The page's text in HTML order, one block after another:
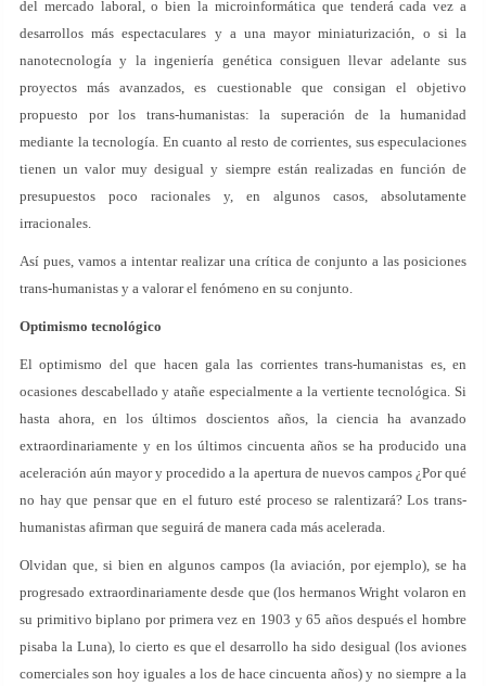
del mercado laboral, o bien la microinformática que tenderá cada vez a
desarrollos más espectaculares y a una mayor miniaturización, o si la
nanotecnología y la ingeniería genética consiguen llevar adelante sus
proyectos más avanzados, es cuestionable que consigan el objetivo
propuesto por los trans-humanistas: la superación de la humanidad
mediante la tecnología. En cuanto al resto de corrientes, sus especulaciones
tienen un valor muy desigual y siempre están realizadas en función de
presupuestos poco racionales y, en algunos casos, absolutamente
irracionales.
Así pues, vamos a intentar realizar una crítica de conjunto a las posiciones
trans-humanistas y a valorar el fenómeno en su conjunto.
Optimismo tecnológico
El optimismo del que hacen gala las corrientes trans-humanistas es, en
ocasiones descabellado y atañe especialmente a la vertiente tecnológica. Si
hasta ahora, en los últimos doscientos años, la ciencia ha avanzado
extraordinariamente y en los últimos cincuenta años se ha producido una
aceleración aún mayor y procedido a la apertura de nuevos campos ¿Por qué
no hay que pensar que en el futuro esté proceso se ralentizará? Los trans-
humanistas afirman que seguirá de manera cada más acelerada.
Olvidan que, si bien en algunos campos (la aviación, por ejemplo), se ha
progresado extraordinariamente desde que (los hermanos Wright volaron en
su primitivo biplano por primera vez en 1903 y 65 años después el hombre
pisaba la Luna), lo cierto es que el desarrollo ha sido desigual (los aviones
comerciales son hoy iguales a los de hace cincuenta años) y no siempre a la